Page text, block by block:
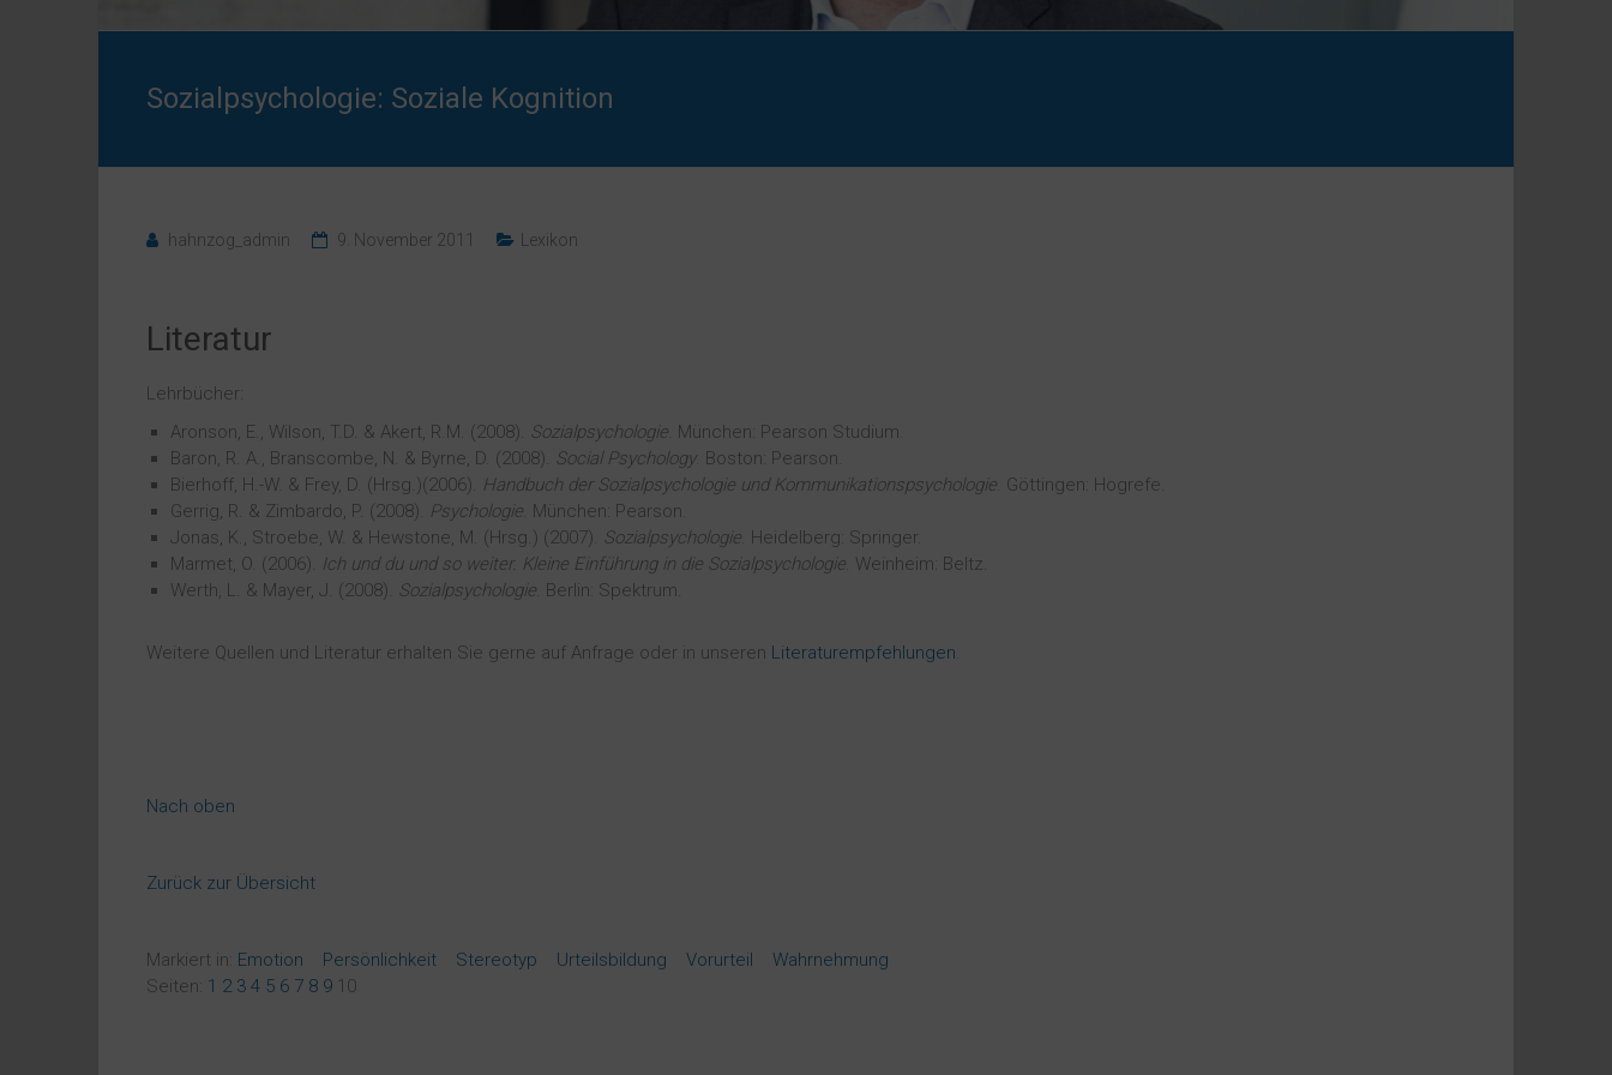
Sozialpsychologie: Soziale Kognition
hahnzog_admin 9. November 2011 Lexikon
Literatur
Lehrbücher:
Aronson, E., Wilson, T.D. & Akert, R.M. (2008). Sozialpsychologie . München: Pearson Studium.
Baron, R. A., Branscombe, N. & Byrne, D. (2008). Social Psychology. Boston: Pearson.
Bierhoff, H.-W. & Frey, D. (Hrsg.)(2006).
Handbuch der Sozialpsychologie und Kommunikationspsychologie . Göttingen: Hogrefe.
Gerrig, R. & Zimbardo, P. (2008).
Psychologie . München: Pearson.
Jonas, K., Stroebe, W. & Hewstone, M. (Hrsg.) (2007). Sozialpsychologie . Heidelberg: Springer.
Marmet, O. (2006).
Ich und du und so weiter. Kleine Einführung in die Sozialpsychologie . Weinheim: Beltz.
Werth, L. & Mayer, J. (2008). Sozialpsychologie . Berlin: Spektrum.
Weitere Quellen und Literatur erhalten Sie gerne auf Anfrage oder in unseren Literaturempfehlungen
Nach oben
Zurück zur Übersicht
Markiert in: Emotion Persönlichkeit Stereotyp Urteilsbildung Vorurteil
Wahrnehmung
Seiten: 1 2 3 4 5 6 7 8 9 10